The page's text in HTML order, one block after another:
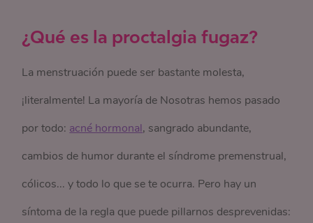
¿Qué es la proctalgia fugaz?
La menstruación puede ser bastante molesta,
¡literalmente! La mayoría de Nosotras hemos pasado
por todo: acné hormonal, sangrado abundante,
cambios de humor durante el síndrome premenstrual,
cólicos... y todo lo que se te ocurra. Pero hay un
síntoma de la regla que puede pillarnos desprevenidas: